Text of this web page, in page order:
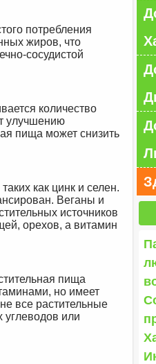
потребления
жиров, что
сосудистой
количество
улучшению
пища может снизить
как цинк и селен.
Веганы и
источников
орехов, а витамин
пища
но имеет
все растительные
или